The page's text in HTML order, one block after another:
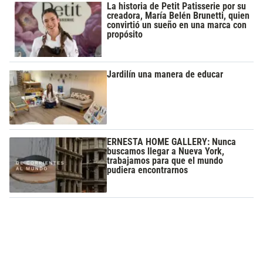
La historia de Petit Patisserie por su
creadora, María Belén Brunetti, quien
convirtió un sueño en una marca con
propósito
Jardilín una manera de educar
ERNESTA HOME GALLERY: Nunca
buscamos llegar a Nueva York,
trabajamos para que el mundo
pudiera encontrarnos